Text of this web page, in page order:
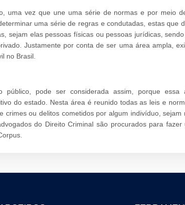
uma vez que une uma série de normas e por meio
uma série de regras e condutadas, estas que
sejam elas pessoas físicas ou pessoas jurídicas, sendo
Justamente por conta de ser uma área ampla,
no Brasil.
pode ser considerada assim, porque essa
do estado. Nesta área é reunido todas as leis e
crimes ou delitos cometidos por algum indivíduo, sejam
do Direito Criminal são procurados para fazer